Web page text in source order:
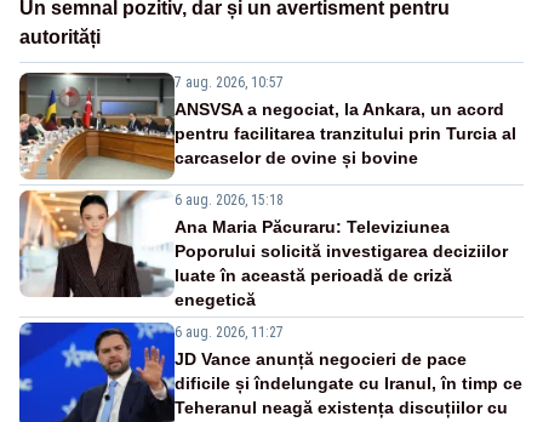
Un semnal pozitiv, dar și un avertisment pentru
autorități
7 aug. 2026, 10:57
ANSVSA a negociat, la Ankara, un acord
pentru facilitarea tranzitului prin Turcia al
carcaselor de ovine și bovine
6 aug. 2026, 15:18
Ana Maria Păcuraru: Televiziunea
Poporului solicită investigarea deciziilor
luate în această perioadă de criză
enegetică
6 aug. 2026, 11:27
JD Vance anunță negocieri de pace
dificile și îndelungate cu Iranul, în timp ce
Teheranul neagă existența discuțiilor cu